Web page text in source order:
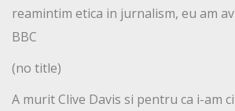
reamintim etica in jurnalism, eu am
BBC
(no title)
A murit Clive Davis si pentru ca i-am